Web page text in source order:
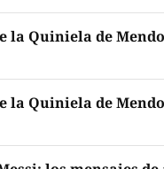
la Quiniela de
la Quiniela de